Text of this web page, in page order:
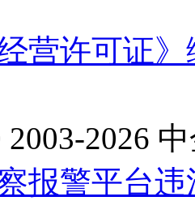
营许可证
2026
报警平台违